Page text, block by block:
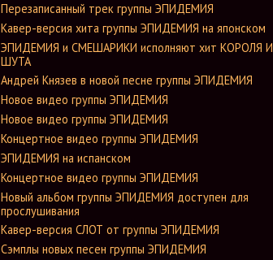
Перезаписанный трек группы ЭПИДЕМИЯ
Кавер-версия хита группы ЭПИДЕМИЯ на японском
ЭПИДЕМИЯ и СМЕШАРИКИ исполняют хит КОРОЛЯ И
ШУТА
Андрей Князев в новой песне группы ЭПИДЕМИЯ
Новое видео группы ЭПИДЕМИЯ
Новое видео группы ЭПИДЕМИЯ
Концертное видео группы ЭПИДЕМИЯ
ЭПИДЕМИЯ на испанском
Концертное видео группы ЭПИДЕМИЯ
Новый альбом группы ЭПИДЕМИЯ доступен для
прослушивания
Кавер-версия СЛОТ от группы ЭПИДЕМИЯ
Сэмплы новых песен группы ЭПИДЕМИЯ